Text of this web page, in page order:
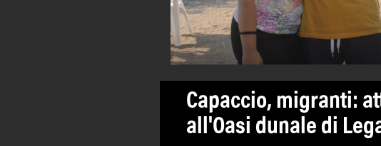
Capaccio, migranti:
all'Oasi dunale di